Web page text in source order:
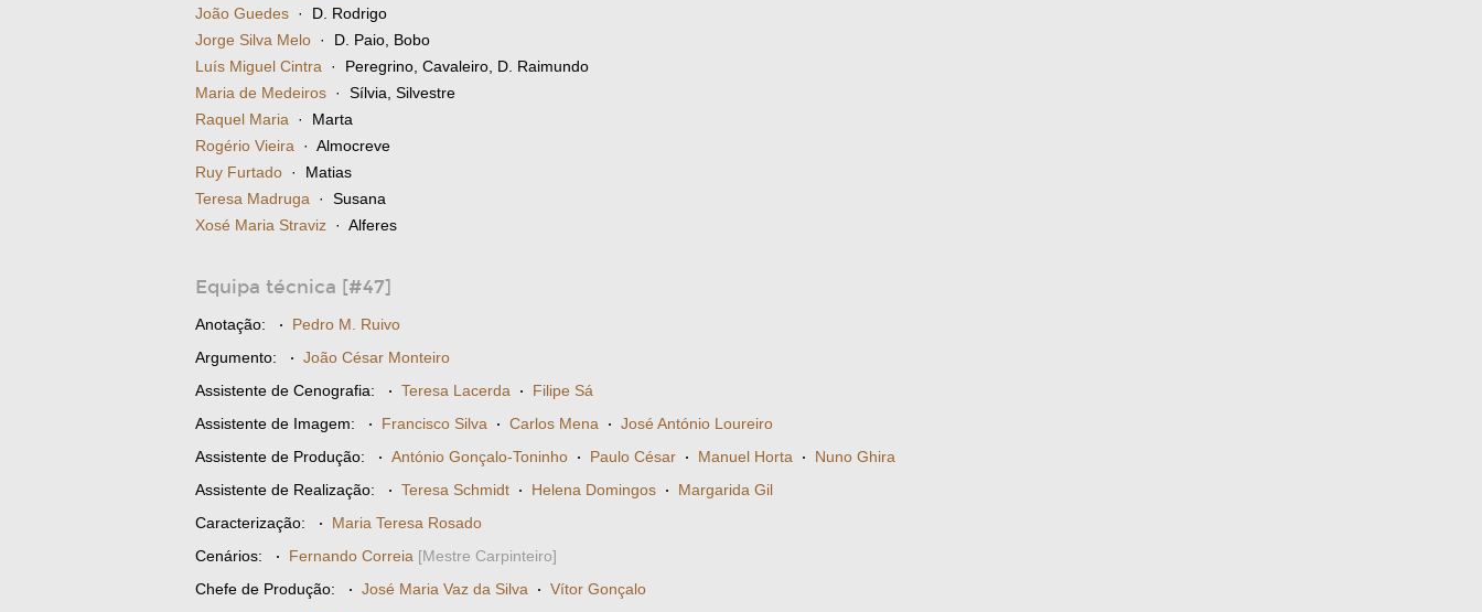
João Guedes · D. Rodrigo
Jorge Silva Melo · D. Paio, Bobo
Luís Miguel Cintra · Peregrino, Cavaleiro, D. Raimundo
Maria de Medeiros · Sílvia, Silvestre
Raquel Maria · Marta
Rogério Vieira · Almocreve
Ruy Furtado · Matias
Teresa Madruga · Susana
Xosé Maria Straviz · Alferes
Equipa técnica [#47]
Anotação: · Pedro M. Ruivo
Argumento: · João César Monteiro
Assistente de Cenografia: · Teresa Lacerda · Filipe Sá
Assistente de Imagem: · Francisco Silva · Carlos Mena · José António Loureiro
Assistente de Produção: · António Gonçalo-Toninho · Paulo César · Manuel Horta · Nuno Ghira
Assistente de Realização: · Teresa Schmidt · Helena Domingos · Margarida Gil
Caracterização: · Maria Teresa Rosado
Cenários: · Fernando Correia [Mestre Carpinteiro]
Chefe de Produção: · José Maria Vaz da Silva · Vítor Gonçalo